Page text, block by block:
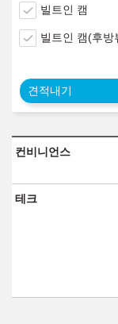
빌트인 캠
빌트인 캠(후방
견적내기
컨비니언스
테크